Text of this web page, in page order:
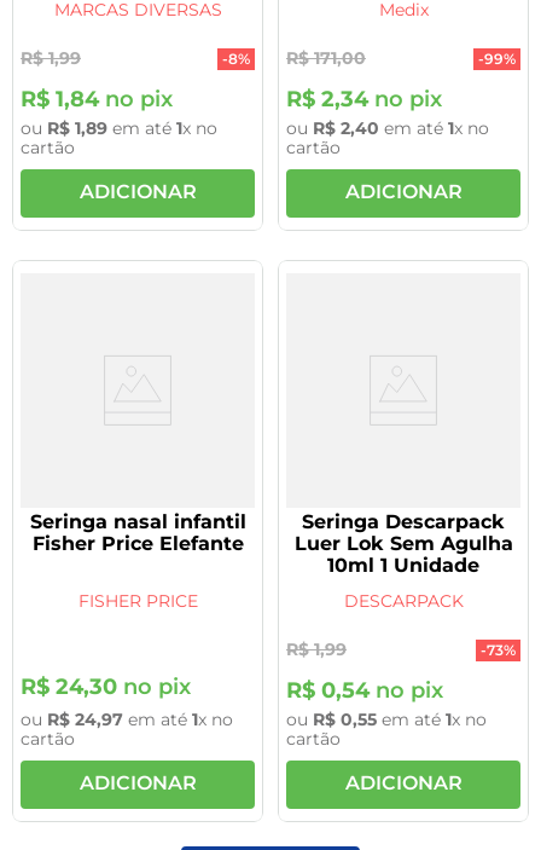
MARCAS DIVERSAS
R$ 1,99 -8%
R$ 1,84no pix
ou R$ 1,89 em até 1x no
cartão
ADICIONAR
Medix
R$ 171,00 -99%
R$ 2,34no pix
ou R$ 2,40 em até 1x no
cartão
ADICIONAR
Seringa nasal infantil
Fisher Price Elefante
FISHER PRICE
R$ 24,30 no pix
ou R$ 24,97 em até 1x no
cartão
ADICIONAR
Seringa Descarpack
Luer Lok Sem Agulha
10ml 1 Unidade
DESCARPACK
R$ 1,99 -73%
R$ 0,54no pix
ou R$ 0,55 em até 1x no
cartão
ADICIONAR